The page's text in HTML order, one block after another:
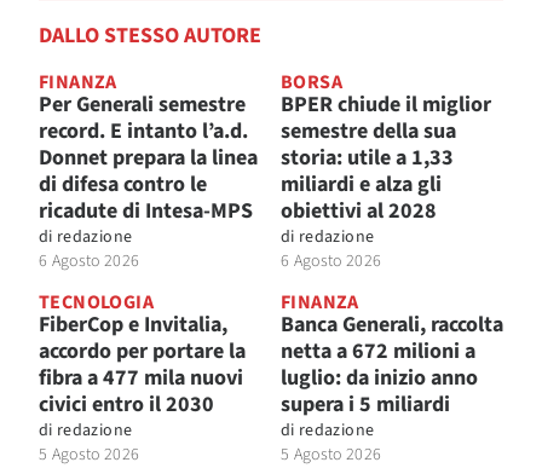
DALLO STESSO AUTORE
FINANZA
Per Generali semestre
record. E intanto l’a.d.
Donnet prepara la linea
di difesa contro le
ricadute di Intesa-MPS
di redazione
6 Agosto 2026
BORSA
BPER chiude il miglior
semestre della sua
storia: utile a 1,33
miliardi e alza gli
obiettivi al 2028
di redazione
6 Agosto 2026
TECNOLOGIA
FiberCop e Invitalia,
accordo per portare la
fibra a 477 mila nuovi
civici entro il 2030
di redazione
5 Agosto 2026
FINANZA
Banca Generali, raccolta
netta a 672 milioni a
luglio: da inizio anno
supera i 5 miliardi
di redazione
5 Agosto 2026